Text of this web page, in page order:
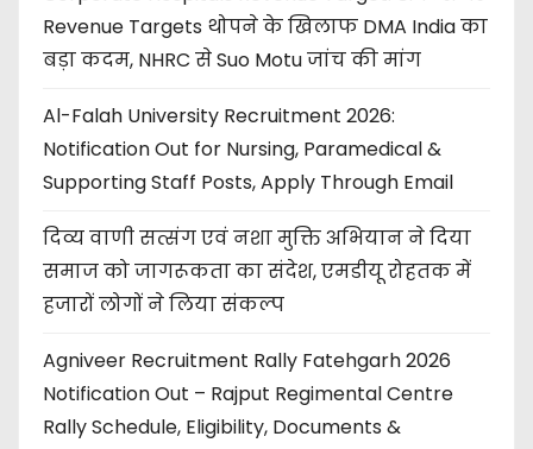
Revenue Targets थोपने के खिलाफ DMA India का
बड़ा कदम, NHRC से Suo Motu जांच की मांग
Al-Falah University Recruitment 2026:
Notification Out for Nursing, Paramedical &
Supporting Staff Posts, Apply Through Email
दिव्य वाणी सत्संग एवं नशा मुक्ति अभियान ने दिया
समाज को जागरूकता का संदेश, एमडीयू रोहतक में
हजारों लोगों ने लिया संकल्प
Agniveer Recruitment Rally Fatehgarh 2026
Notification Out – Rajput Regimental Centre
Rally Schedule, Eligibility, Documents &